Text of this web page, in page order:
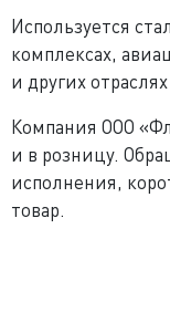
Используется
комплексах,
и других
Компания ООО
и в розницу.
исполнения,
товар.